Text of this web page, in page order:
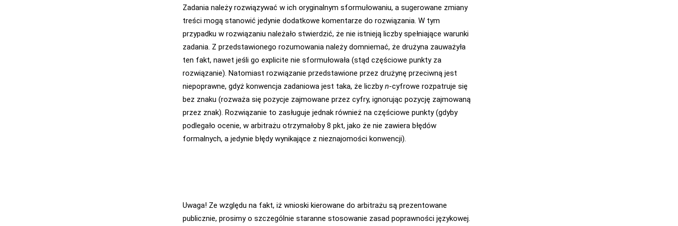
Zadania należy rozwiązywać w ich oryginalnym sformułowaniu, a sugerowane zmiany
treści mogą stanowić jedynie dodatkowe komentarze do rozwiązania. W tym
przypadku w rozwiązaniu należało stwierdzić, że nie istnieją liczby spełniające warunki
zadania. Z przedstawionego rozumowania należy domniemać, że drużyna zauważyła
ten fakt, nawet jeśli go explicite nie sformułowała (stąd częściowe punkty za
rozwiązanie). Natomiast rozwiązanie przedstawione przez drużynę przeciwną jest
niepoprawne, gdyż konwencja zadaniowa jest taka, że liczbyn-cyfrowe rozpatruje się
bez znaku (rozważa się pozycje zajmowane przez cyfry, ignorując pozycję zajmowaną
przez znak). Rozwiązanie to zasługuje jednak również na częściowe punkty (gdyby
podlegało ocenie, w arbitrażu otrzymałoby 8 pkt, jako że nie zawiera błędów
formalnych, a jedynie błędy wynikające z nieznajomości konwencji).
Uwaga! Ze względu na fakt, iż wnioski kierowane do arbitrażu są prezentowane
publicznie, prosimy o szczególnie staranne stosowanie zasad poprawności językowej.